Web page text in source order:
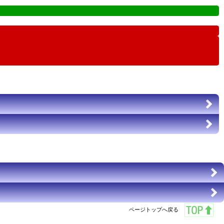
ページトップへ戻る